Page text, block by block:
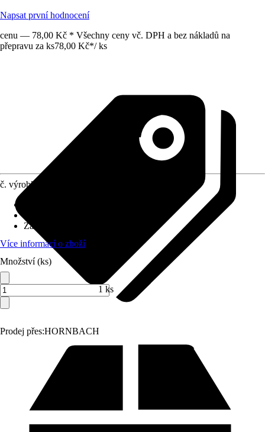
Napsat první hodnocení
cenu — 78,00 Kč * Všechny ceny vč. DPH a bez nákladů na
přepravu za ks78,00 Kč*/ ks
Prodej přes:HORNBACH
č. výrobku
Základní barva
Více informací o zboží
Množství (ks)
1 ks